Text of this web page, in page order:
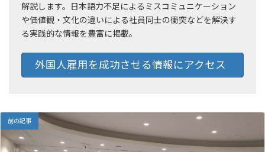
解説します。日本語力不足によるミスコミュニケーション
や価値観・文化の違いによる社員同士の衝突などを解決す
る実践的な情報を豊富に掲載。
外国人雇用を成功させる情報にアクセス
前の記事